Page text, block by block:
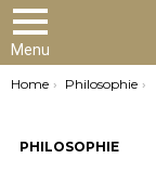
Menu
You are here:
Home Philosophie
PHILOSOPHIE